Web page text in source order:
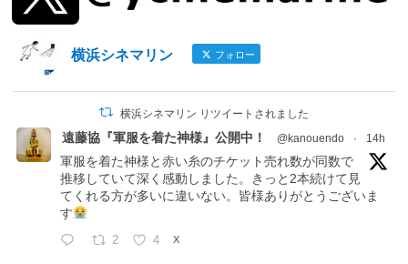
横浜シネマリン フォロー
横浜シネマリン リツイートされました
遠藤協『軍服を着た神様』公開中！ @kanouendo · 14h
軍服を着た神様と赤い糸のチケット売れ数が同数で
推移していて深く感動しました。きっと2本続けて見
てくれる方が多いに違いない。皆様ありがとうございま
す
2 4 X